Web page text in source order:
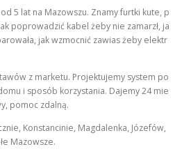
5 lat na Mazowszu. Znamy furtki kute, p
poprowadzić kabel żeby nie zamarzł, ja
jak wzmocnić zawias żeby elektr
z marketu. Projektujemy system po
i sposób korzystania. Dajemy 24 mie
pomoc zdalną.
Konstancinie, Magdalenka, Józefów,
Mazowsze.